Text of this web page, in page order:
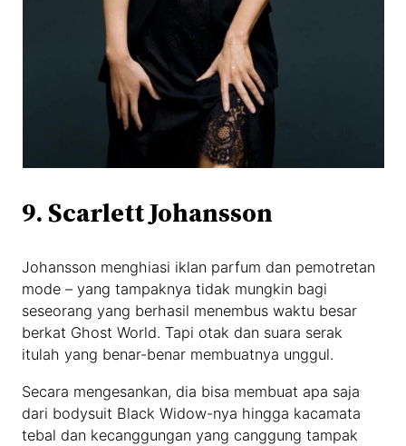
9. Scarlett Johansson
Johansson menghiasi iklan parfum dan pemotretan
mode – yang tampaknya tidak mungkin bagi
seseorang yang berhasil menembus waktu besar
berkat Ghost World. Tapi otak dan suara serak
itulah yang benar-benar membuatnya unggul.
Secara mengesankan, dia bisa membuat apa saja
dari bodysuit Black Widow-nya hingga kacamata
tebal dan kecanggungan yang canggung tampak